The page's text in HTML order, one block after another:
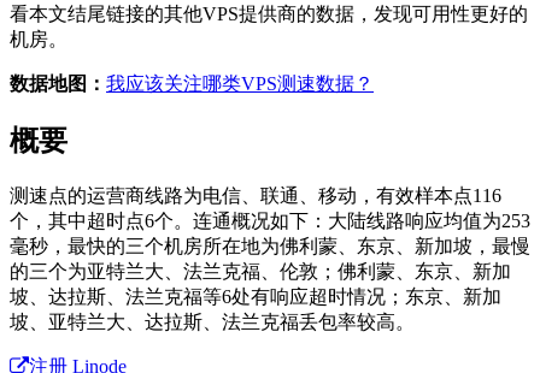
看本文结尾链接的其他VPS提供商的数据，发现可用性更好的
机房。
数据地图： 我应该关注哪类VPS测速数据？
概要
测速点的运营商线路为电信、联通、移动，有效样本点116
个，其中超时点6个。连通概况如下：大陆线路响应均值为253
毫秒，最快的三个机房所在地为佛利蒙、东京、新加坡，最慢
的三个为亚特兰大、法兰克福、伦敦；佛利蒙、东京、新加
坡、达拉斯、法兰克福等6处有响应超时情况；东京、新加
坡、亚特兰大、达拉斯、法兰克福丢包率较高。
注册 Linode